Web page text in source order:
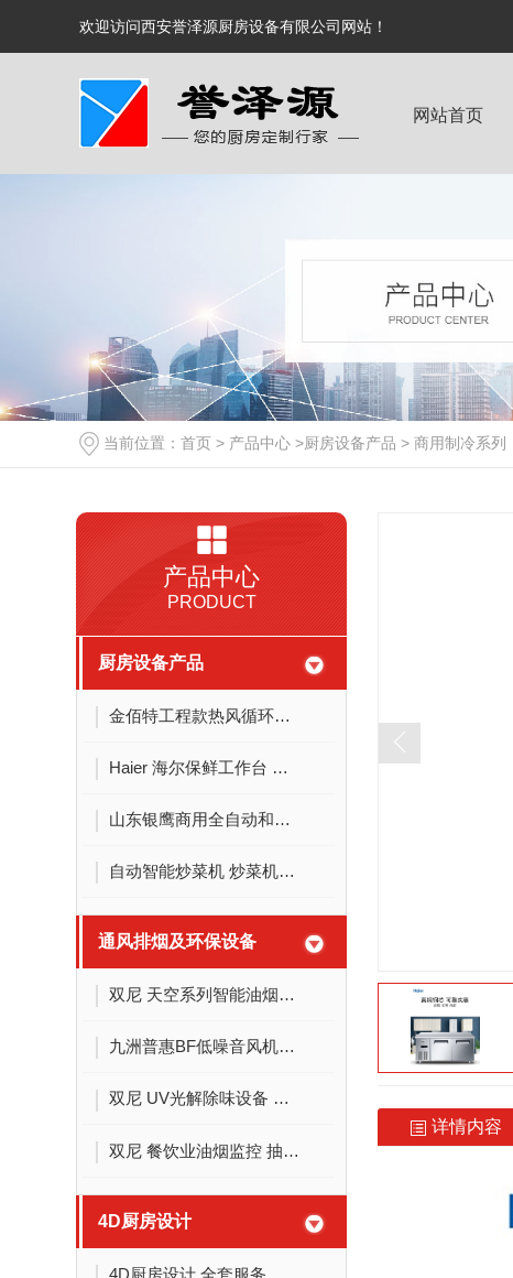
欢迎访问西安誉泽源厨房设备有限公司网站！
网站首页
当前位置： 首页 > 产品中心 >厨房设备产品 > 商用制冷系列
产品中心
PRODUCT
厨房设备产品
金佰特工程款热风循环双门**柜 立式双控商用酒店饭店厨房用 双开门不锈钢**碗柜
Haier 海尔保鲜工作台 卧式厨房操作台商用冰柜单温冷藏冷冻餐饮后厨不锈钢冷柜冰吧台 1.2米冷藏冷冻转换铜芯真钢SP-230C/D2
山东银鹰商用全自动和面机 HWT12.5/25/50/75公斤全自动合面机商用揉面机 HWY75面斗钢 25L
自动智能炒菜机 炒菜机器人 智能自控炒菜机器 鼎龙无人值守电磁大锅灶 炒炉 炒料机
通风排烟及环保设备
双尼 天空系列智能油烟净化器 高压电场净化油烟 低空环保排放 西安排油烟设备
九洲普惠BF低噪音风机箱220/380v柜式离心风机静音风柜九州箱式排风机厨房工业空调送风机强力 BF2.0-100W-220V
双尼 UV光解除味设备 活性炭吸附除味装置 环保净化设备 油烟净化 一体机 西安环保环卫排油烟工程
双尼 餐饮业油烟监控 抽排油烟浓度检测 在线监控系统 快速矫正 高速传输 实时查看 一目了然
4D厨房设计
4D厨房设计 全套服务 商用厨房设计 老旧厨房改造
详情内容